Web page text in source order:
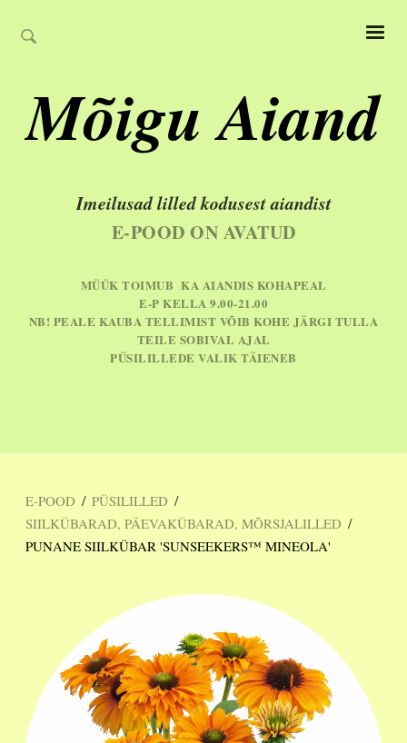
Mõigu Aiand
Imeilusad lilled kodusest aiandist
E-POOD ON AVATUD
MÜÜK TOIMUB KA AIANDIS KOHAPEAL
E-P KELLA 9.00-21.00
NB! PEALE KAUBA TELLIMIST VÕIB KOHE JÄRGI TULLA
TEILE SOBIVAL AJAL
PÜSILILLEDE VALIK TÄIENEB
E-POOD / PÜSILILLED /
SIILKÜBARAD, PÄEVAKÜBARAD, MÕRSJALILLED /
PUNANE SIILKÜBAR 'SUNSEEKERS™ MINEOLA'